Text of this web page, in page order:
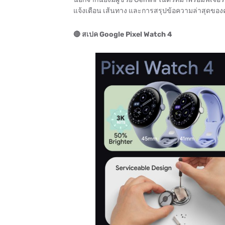
แจ้งเตือน เส้นทาง และการสรุปข้อความล่าสุดขอ
🔴 สเปค Google Pixel Watch 4